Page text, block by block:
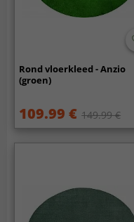
Rond vloerkleed - Anzio
(groen)
109.99 € 149.99 €